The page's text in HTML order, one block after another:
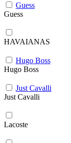
Guess
Guess
HAVAIANAS
Hugo Boss
Hugo Boss
Just Cavalli
Just Cavalli
Lacoste